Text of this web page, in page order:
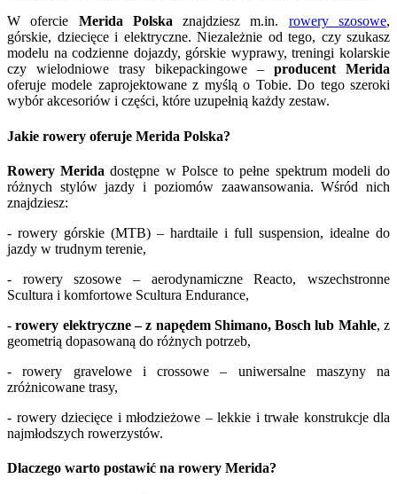
W ofercie Merida Polska znajdziesz m.in. rowery szosowe,
górskie, dziecięce i elektryczne. Niezależnie od tego, czy szukasz
modelu na codzienne dojazdy, górskie wyprawy, treningi kolarskie
czy wielodniowe trasy bikepackingowe – producent Merida
oferuje modele zaprojektowane z myślą o Tobie. Do tego szeroki
wybór akcesoriów i części, które uzupełnią każdy zestaw.
Jakie rowery oferuje Merida Polska?
Rowery Merida dostępne w Polsce to pełne spektrum modeli do
różnych stylów jazdy i poziomów zaawansowania. Wśród nich
znajdziesz:
- rowery górskie (MTB) – hardtaile i full suspension, idealne do
jazdy w trudnym terenie,
- rowery szosowe – aerodynamiczne Reacto, wszechstronne
Scultura i komfortowe Scultura Endurance,
-rowery elektryczne – z napędem Shimano, Bosch lub Mahle, z
geometrią dopasowaną do różnych potrzeb,
- rowery gravelowe i crossowe – uniwersalne maszyny na
zróżnicowane trasy,
- rowery dziecięce i młodzieżowe – lekkie i trwałe konstrukcje dla
najmłodszych rowerzystów.
Dlaczego warto postawić na rowery Merida?